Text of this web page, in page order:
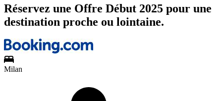
Réservez une Offre Début 2025 pour une
destination proche ou lointaine.
Milan